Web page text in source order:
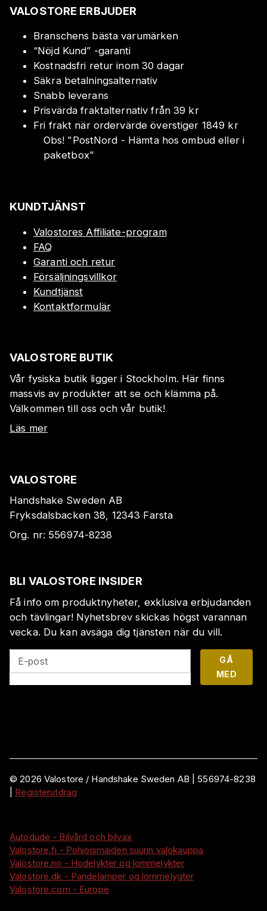
VALOSTORE ERBJUDER
Branschens bästa varumärken
“Nöjd Kund” -garanti
Kostnadsfri retur inom 30 dagar
Säkra betalningsalternativ
Snabb leverans
Prisvärda fraktalternativ från 39 kr
Fri frakt när ordervärde överstiger 1849 kr
Obs! "PostNord - Hämta hos ombud eller i
paketbox"
KUNDTJÄNST
Valostores Affiliate-program
FAQ
Garanti och retur
Försäljningsvillkor
Kundtjänst
Kontaktformulär
VALOSTORE BUTIK
Vår fysiska butik ligger i Stockholm. Här finns
massvis av produkter att se och klämma på.
Välkommen till oss och vår butik!
Läs mer
VALOSTORE
Handshake Sweden AB
Fryksdalsbacken 38, 12343 Farsta
Org. nr: 556974-8238
BLI VALOSTORE INSIDER
Få info om produktnyheter, exklusiva erbjudanden
och tävlingar! Nyhetsbrev skickas högst varannan
vecka. Du kan avsäga dig tjänsten när du vill.
E-post
GÅ
MED
©2026 Valostore / Handshake Sweden AB
556974-8238
Registerutdrag
Autodude - Bilvård och bilvax
Valostore.fi - Pohjoismaiden suurin valokauppa
Valostore.no - Hodelykter og lommelykter
Valostore.dk - Pandelamper og lommelygter
Valostore.com - Europe